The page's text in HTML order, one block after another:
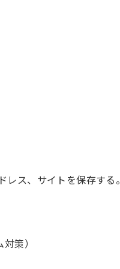
ス、サイトを保存する。
策）